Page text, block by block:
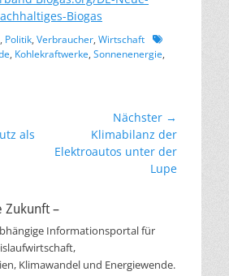
Biogas
, Politik, Verbraucher, Wirtschaft Schlagworte
, Kohlekraftwerke, Sonnenenergie,
als
Nächster →
Nächster
Beitrag:
Klimabilanz der
Elektroautos unter der
Lupe
Zukunft –
Informationsportal für
Klimawandel und Energiewende.